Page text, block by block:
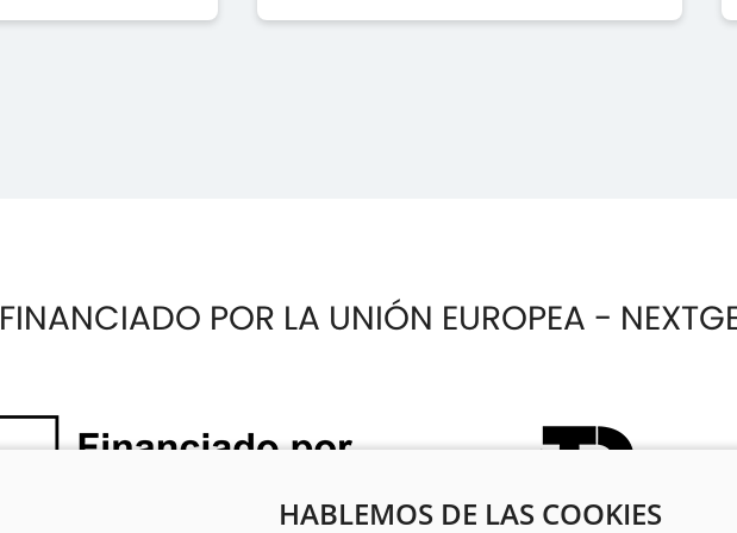
HABLEMOS DE LAS COOKIES
FINANCIADO POR LA UNIÓN EUROPEA -